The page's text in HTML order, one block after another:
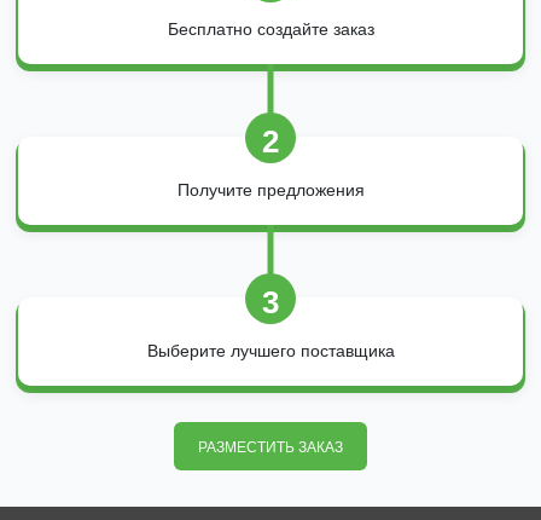
Бесплатно создайте заказ
2
Получите предложения
3
Выберите лучшего поставщика
РАЗМЕСТИТЬ ЗАКАЗ